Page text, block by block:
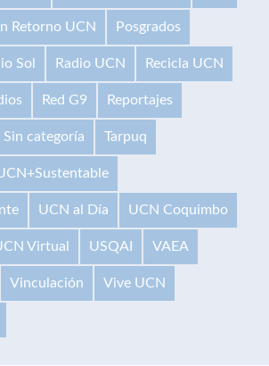
Retorno UCN Posgrados
Sol Radio UCN Recicla UCN
Red G9 Reportajes
Sin categoría Tarpuq
UCN al Día UCN Coquimbo
Virtual USQAI VAEA
Vinculación Vive UCN